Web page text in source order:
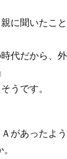
に聞いたこと
代だから、
うです。
があったよ